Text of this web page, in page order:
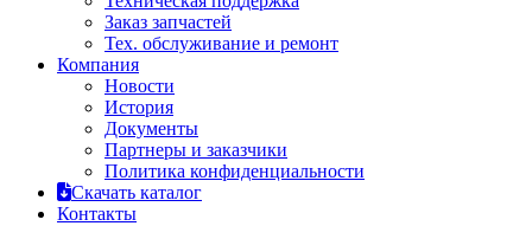
Заказ запчастей
Тех. обслуживание и ремонт
Компания
Новости
История
Документы
Партнеры и заказчики
Политика конфиденциальности
Скачать каталог
Контакты